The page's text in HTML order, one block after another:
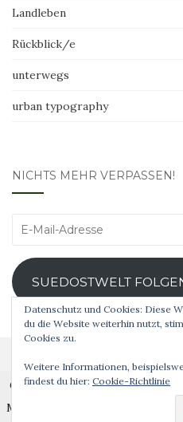
Landleben
Rückblick/e
unterwegs
urban typography
NICHTS MEHR VERPASSEN!
E-
Adresse
SUEDOSTWELT
Analog ist schöner! © 2019 Theme
Datenschutz und Cookies: Diese
du die Website weiterhin nutzt,
Cookies zu.
Weitere Informationen,
findest du hier: Cookie-Richtlinie
Cookies erleichtern die
Mit der Nutzung unserer